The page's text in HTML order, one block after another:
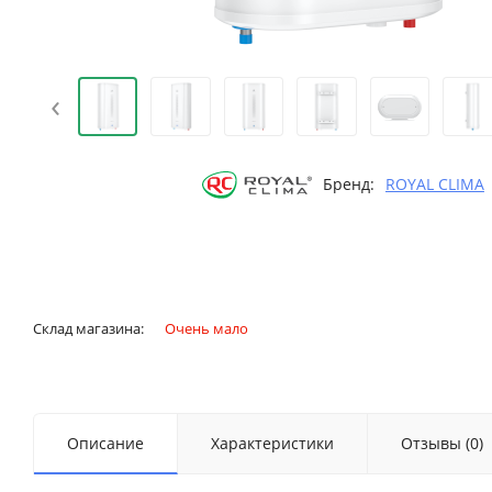
‹
Бренд: ROYAL CLIMA
Склад магазина: Очень мало
Описание Характеристики Отзывы (0)